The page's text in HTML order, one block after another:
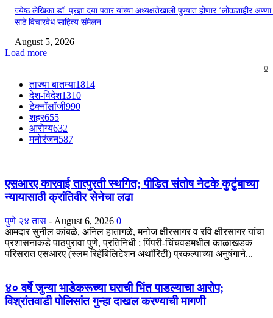
ज्येष्ठ लेखिका डॉ. प्रज्ञा दया पवार यांच्या अध्यक्षतेखाली पुण्यात होणार ‘लोकशाहीर
साठे विचारवेध साहित्य संमेलन
August 5, 2026
Load more
0
ताज्या बातम्या1814
देश-विदेश1310
टेक्नॉलॉजी990
शहर655
आरोग्य632
मनोरंजन587
एसआरए कारवाई तात्पुरती स्थगित; पीडित संतोष नेटके कुटुंबाच्या
न्यायासाठी क्रांतिवीर सेनेचा लढा
पुणे २४ तास - August 6, 2026 0
आमदार सुनील कांबळे, अनिल हातागळे, मनोज क्षीरसागर व रवि क्षीरसागर यांचा
प्रशासनाकडे पाठपुरावा पुणे, प्रतिनिधी : पिंपरी-चिंचवडमधील काळाखडक
परिसरात एसआरए (स्लम रिहॅबिलिटेशन अथॉरिटी) प्रकल्पाच्या अनुषंगाने...
४० वर्षे जुन्या भाडेकरूच्या घराची भिंत पाडल्याचा आरोप;
विश्रांतवाडी पोलिसांत गुन्हा दाखल करण्याची मागणी